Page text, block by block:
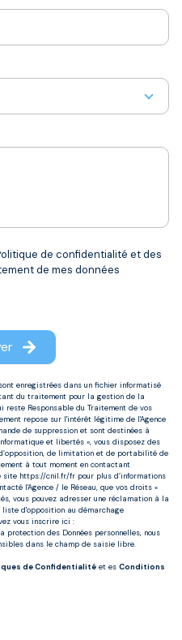
de confidentialité et des
de mes données
enregistrées dans un fichier informatisé
du traitement pour la gestion de la
reste Responsable du Traitement de vos
repose sur l'intérêt légitime de l'Agence
de suppression et sont destinées à
et libertés », vous disposez des
de limitation et de portabilité de
à tout moment en contactant
site https://cnil.fr/fr pour plus d’informations
l'Agence / le Réseau, que vos droits «
vous pouvez adresser une réclamation à la
liste d'opposition au démarchage
vous inscrire ici :
protection des Données personnelles, nous
dans le champ de saisie libre.
de Confidentialité et es Conditions